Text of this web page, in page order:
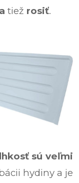
tiež rosiť.
sú veľmi
hydiny a je